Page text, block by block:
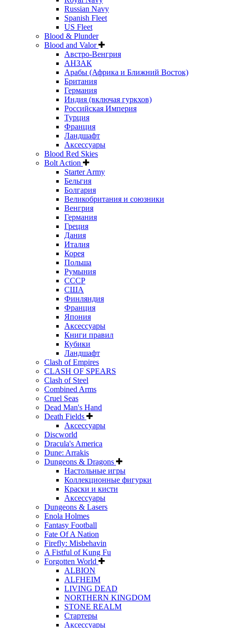
Russian Navy
Spanish Fleet
US Fleet
Blood & Plunder
Blood and Valor
Австро-Венгрия
АНЗАК
Арабы (Африка и Ближний Восток)
Британия
Германия
Индия (включая гуркхов)
Российская Империя
Турция
Франция
Ландшафт
Аксессуары
Blood Red Skies
Bolt Action
Starter Army
Бельгия
Болгария
Великобритания и союзники
Венгрия
Германия
Греция
Дания
Италия
Корея
Польша
Румыния
СССР
США
Финляндия
Франция
Япония
Аксессуары
Книги правил
Кубики
Ландшафт
Clash of Empires
CLASH OF SPEARS
Clash of Steel
Combined Arms
Cruel Seas
Dead Man's Hand
Death Fields
Аксессуары
Discworld
Dracula's America
Dune: Arrakis
Dungeons & Dragons
Настольные игры
Коллекционные фигурки
Краски и кисти
Аксессуары
Dungeons & Lasers
Enola Holmes
Fantasy Football
Fate Of A Nation
Firefly: Misbehavin
A Fistful of Kung Fu
Forgotten World
ALBION
ALFHEIM
LIVING DEAD
NORTHERN KINGDOM
STONE REALM
Стартеры
Аксессуары